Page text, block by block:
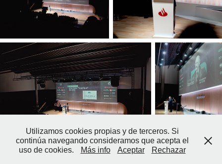
Utilizamos cookies propias y de terceros. Si
continúa navegando consideramos que acepta el
uso de cookies.
Más info Aceptar Rechazar